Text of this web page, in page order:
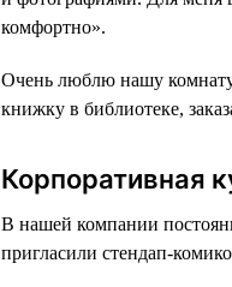
комфортно».
Очень люблю нашу комнату
книжку в библиотеке,
Корпоративная
В нашей компании
пригласили стендап-